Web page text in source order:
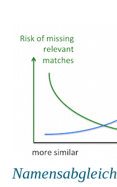
Namensabgleich